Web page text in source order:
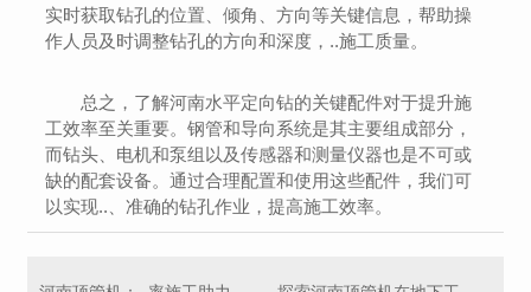
实时获取钻孔的位置、倾角、方向等关键信息，帮助操
作人员及时调整钻孔的方向和深度，..施工质量。
总之，了解河南水平定向钻的关键配件对于提升施
工效率至关重要。钢管和导向系统是其主要组成部分，
而钻头、电机和泵组以及传感器和测量仪器也是不可或
缺的配套设备。通过合理配置和使用这些配件，我们可
以实现..、准确的钻孔作业，提高施工效率。